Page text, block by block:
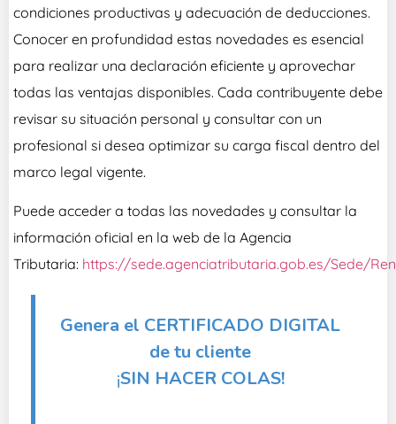
condiciones productivas y adecuación de deducciones.
Conocer en profundidad estas novedades es esencial
para realizar una declaración eficiente y aprovechar
todas las ventajas disponibles. Cada contribuyente debe
revisar su situación personal y consultar con un
profesional si desea optimizar su carga fiscal dentro del
marco legal vigente.
Puede acceder a todas las novedades y consultar la
información oficial en la web de la Agencia
Tributaria: https://sede.agenciatributaria.gob.es/Sede/
Genera el CERTIFICADO DIGITAL
de tu cliente
¡SIN HACER COLAS!